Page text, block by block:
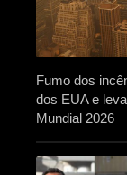
Fumo dos
dos EUA e
Mundial 2026